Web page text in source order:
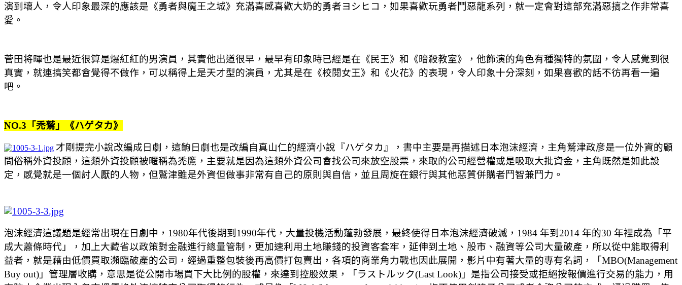
演到壞人，令人印象最深的應該是《勇者與魔王之城》充滿喜感喜歡大奶的勇者ヨシヒコ，如果喜歡玩勇者鬥惡龍系列，就一定會對這部充滿惡搞之作非常喜
愛。
菅田将暉也是最近很算是爆紅紅的男演員，其實他出道很早，最早有印象時已經是在《民王》和《暗殺教室》，他飾演的角色有種獨特的氛圍，令人感覺到很
真實，就連搞笑都會覺得不做作，可以稱得上是天才型的演員，尤其是在《校閱女王》和《火花》的表現，令人印象十分深刻，如果喜歡的話不彷再看一遍
吧。
NO.3「禿鷲」《ハゲタカ》
才剛提完小說改編成日劇，這齣日劇也是改編自真山仁的經濟小說『ハゲタカ』，書中主要是再描述日本泡沫經濟，主角鷲津政彦是一位外資的顧
問俗稱外資投顧，這類外資投顧被暱稱為禿鷹，主要就是因為這類外資公司會找公司來放空股票，來取的公司經營權或是吸取大批資金，主角既然是如此設
定，感覺就是一個討人厭的人物，但鷲津雖是外資但做事非常有自己的原則與自信，並且周旋在銀行與其他惡質併購者鬥智兼鬥力。
泡沫經濟這議題是經常出現在日劇中，1980年代後期到1990年代，大量投機活動蓬勃發展，最終使得日本泡沫經濟破滅，1984 年到2014 年的30 年裡成為「平
成大蕭條時代」，加上大藏省以政策對金融進行總量管制，更加速利用土地賺錢的投資客套牢，延伸到土地、股市、融資等公司大量破產，所以從中能取得利
益者，就是藉由低價買取瀕臨破產的公司，經過重整包裝後再高價打包賣出，各項的商業角力戰也因此展開，影片中有著大量的專有名詞，「MBO(Management
Buy out)」管理層收購，意思是從公開市場買下大比例的股權，來達到控股效果，「ラストルック(Last Look)」是指公司接受或拒絕按報價進行交易的能力，用